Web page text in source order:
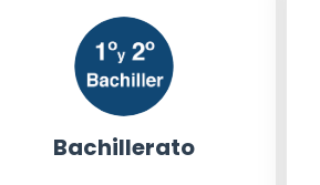
Bachillerato